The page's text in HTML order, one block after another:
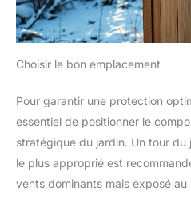
Choisir le bon emplacement
Pour garantir une protection
essentiel de positionner le
stratégique du jardin. Un tour du
le plus approprié est
vents dominants mais exposé